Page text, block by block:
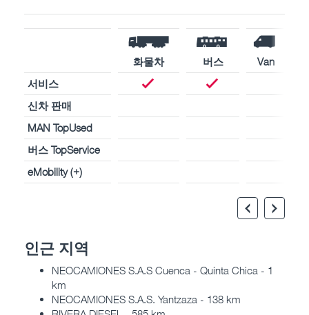
화물차 버스
Van
서비스
신차 판매
MAN TopUsed
버스 TopService
eMobility (+)
인근 지역
NEOCAMIONES S.A.S Cuenca - Quinta Chica - 1
km
NEOCAMIONES S.A.S. Yantzaza - 138 km